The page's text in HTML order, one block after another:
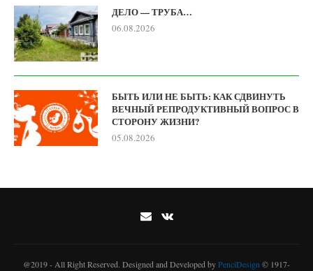
ДЕЛО — ТРУБА…
06.08.2026
БЫТЬ ИЛИ НЕ БЫТЬ: КАК СДВИНУТЬ
ВЕЧНЫЙ РЕПРОДУКТИВНЫЙ ВОПРОС В
СТОРОНУ ЖИЗНИ?
05.08.2026
@2019 - All Right Reserved. Designed and Developed byPenciDesign © 1917-